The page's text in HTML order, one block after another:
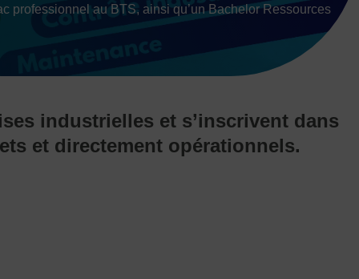
professionnel au BTS, ainsi qu’un Bachelor Ressources
industrielles et s’inscrivent dans
et directement opérationnels.